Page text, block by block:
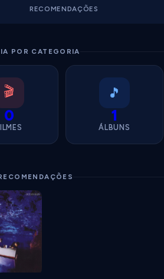
RECOMENDAÇÕES
POR CATEGORIA
🎬
0
🎵
1
ÁLBUNS